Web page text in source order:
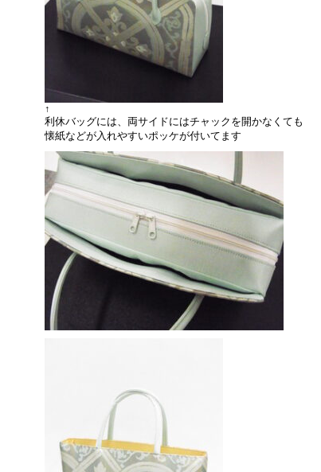
↑
利休バッグには、両サイドにはチャックを開かなくても
懐紙などが入れやすいポッケが付いてます